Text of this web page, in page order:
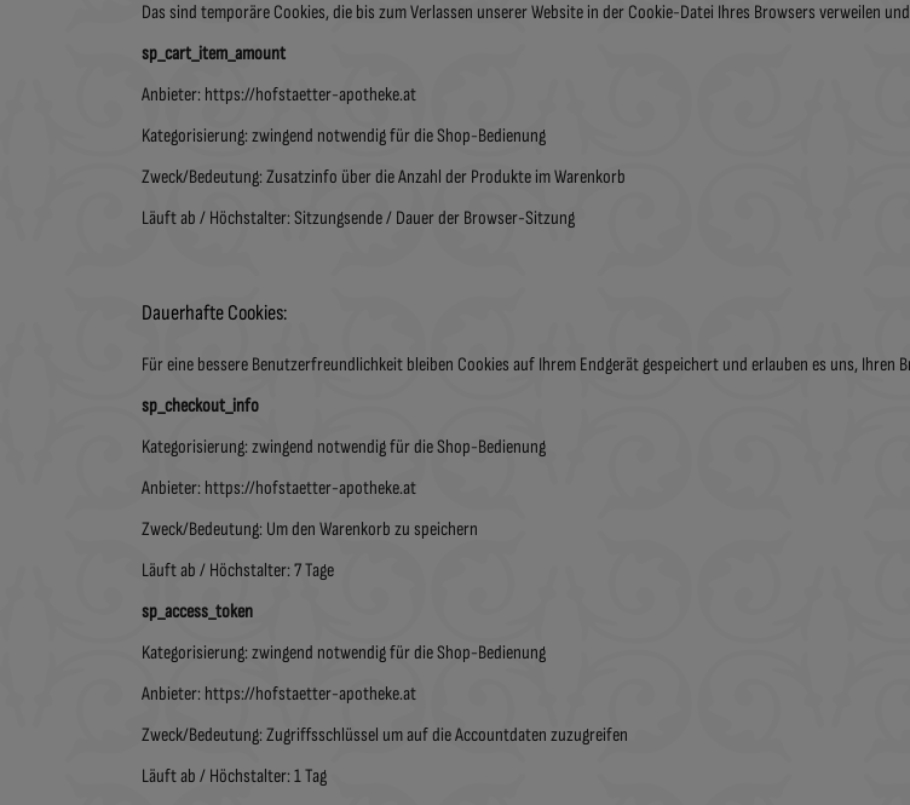
Das sind temporäre Cookies, die bis zum Verlassen unserer Website in der Cookie-Datei Ihres Browsers verweilen
sp_cart_item_amount
Anbieter: https://hofstaetter-apotheke.at
Kategorisierung: zwingend notwendig für die Shop-Bedienung
Zweck/Bedeutung: Zusatzinfo über die Anzahl der Produkte im Warenkorb
Läuft ab / Höchstalter: Sitzungsende / Dauer der Browser-Sitzung
Dauerhafte Cookies:
Für eine bessere Benutzerfreundlichkeit bleiben Cookies auf Ihrem Endgerät gespeichert und erlauben es uns, Ihren
sp_checkout_info
Kategorisierung: zwingend notwendig für die Shop-Bedienung
Anbieter: https://hofstaetter-apotheke.at
Zweck/Bedeutung: Um den Warenkorb zu speichern
Läuft ab / Höchstalter: 7 Tage
sp_access_token
Kategorisierung: zwingend notwendig für die Shop-Bedienung
Anbieter: https://hofstaetter-apotheke.at
Zweck/Bedeutung: Zugriffsschlüssel um auf die Accountdaten zuzugreifen
Läuft ab / Höchstalter: 1 Tag